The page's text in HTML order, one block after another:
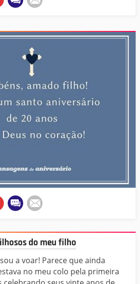
do meu filho
a voar! Parece que ainda
no meu colo pela primeira